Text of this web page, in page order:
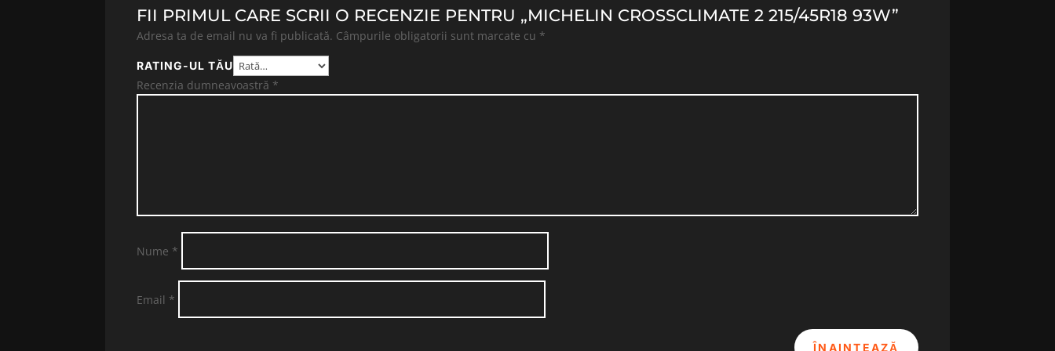
FII PRIMUL CARE SCRII O RECENZIE PENTRU „MICHELIN CROSSCLIMATE 2 215/45R18 93W”
Adresa ta de email nu va fi publicată. Câmpurile obligatorii sunt marcate cu *
RATING-UL TĂU
Recenzia dumneavoastră *
Nume *
Email *
ÎNAINTEAZĂ